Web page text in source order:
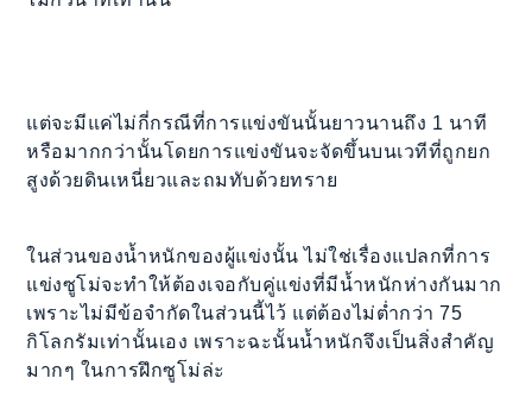
แต่จะมีแค่ไม่กี่กรณีที่การแข่งขันนั้นยาวนานถึง 1 นาที
หรือมากกว่านั้นโดยการแข่งขันจะจัดขึ้นบนเวทีที่ถูกยก
สูงด้วยดินเหนี่ยวและถมทับด้วยทราย
ในส่วนของน้ำหนักของผู้แข่งนั้น ไม่ใช่เรื่องแปลกที่การ
แข่งซูโม่จะทำให้ต้องเจอกับคู่แข่งที่มีน้ำหนักห่างกันมาก
เพราะไม่มีข้อจำกัดในส่วนนี้ไว้ แต่ต้องไม่ต่ำกว่า 75
กิโลกรัมเท่านั้นเอง เพราะฉะนั้นน้ำหนักจึงเป็นสิ่งสำคัญ
มากๆ ในการฝึกซูโม่ล่ะ